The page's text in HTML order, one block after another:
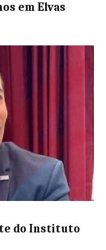
em Elvas
do Instituto